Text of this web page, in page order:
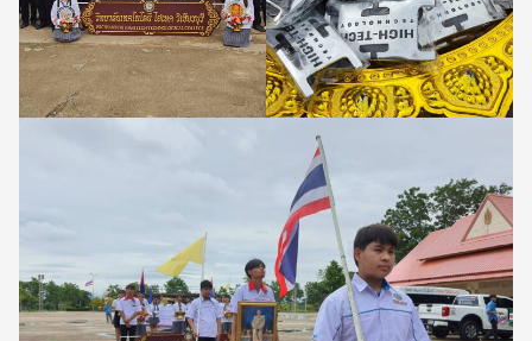
Search
for:
Search